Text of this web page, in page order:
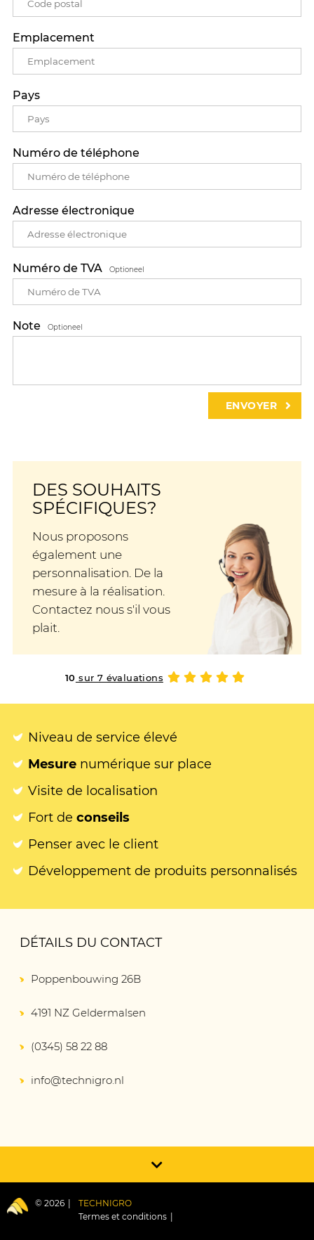
Emplacement
Pays
Numéro de téléphone
Adresse électronique
Numéro de TVA Optioneel
Note Optioneel
DES SOUHAITS
SPÉCIFIQUES?
Nous proposons
également une
personnalisation. De la
mesure à la réalisation.
Contactez nous s'il vous
plait.
10 sur 7 évaluations
Niveau de service élevé
Mesure numérique sur place
Visite de localisation
Fort de conseils
Penser avec le client
Développement de produits personnalisés
DÉTAILS DU CONTACT
Poppenbouwing 26B
4191 NZ Geldermalsen
(0345) 58 22 88
info@technigro.nl
© 2026
TECHNIGRO
Termes et conditions